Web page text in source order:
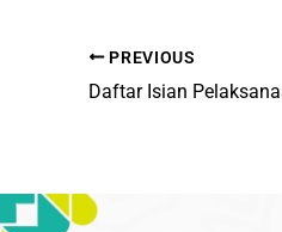
PREVIOUS
Daftar Isian